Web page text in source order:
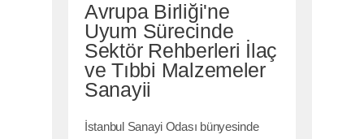
Avrupa Birliği'ne
Uyum Sürecinde
Sektör Rehberleri İlaç
ve Tıbbi Malzemeler
Sanayii
İstanbul Sanayi Odası bünyesinde